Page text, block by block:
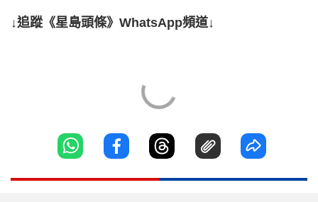
↓追蹤《星島頭條》WhatsApp頻道↓